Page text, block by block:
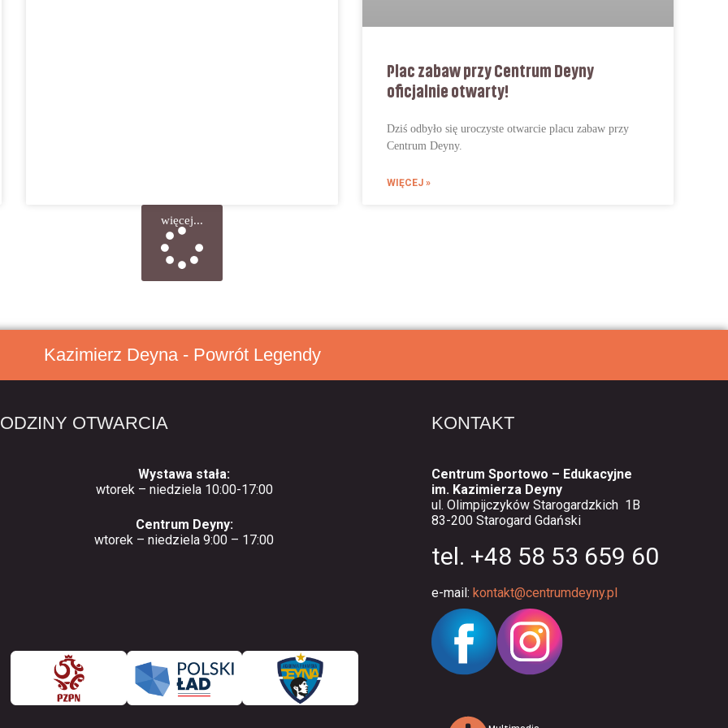
Plac zabaw przy Centrum Deyny
oficjalnie otwarty!
Dziś odbyło się uroczyste otwarcie placu zabaw przy
Centrum Deyny.
WIĘCEJ »
więcej...
Kazimierz Deyna - Powrót Legendy
OTWARCIA
Wystawa stała:
wtorek – niedziela 10:00-17:00
Centrum Deyny:
wtorek – niedziela 9:00 – 17:00
KONTAKT
Centrum Sportowo – Edukacyjne
im. Kazimierza Deyny
ul. Olimpijczyków Starogardzkich 1B
83-200 Starogard Gdański
tel. +48 58 53 659 60
e-mail: kontakt@centrumdeyny.pl